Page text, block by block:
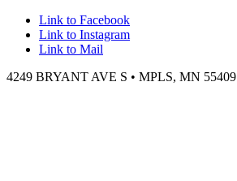
Link to Facebook
Link to Instagram
Link to Mail
4249 BRYANT AVE S • MPLS, MN 55409